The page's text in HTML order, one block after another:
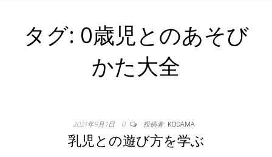
タグ: 0歳児とのあそび
かた大全
2021年9月1日 0 投稿者: KODAMA
乳児との遊び方を学ぶ